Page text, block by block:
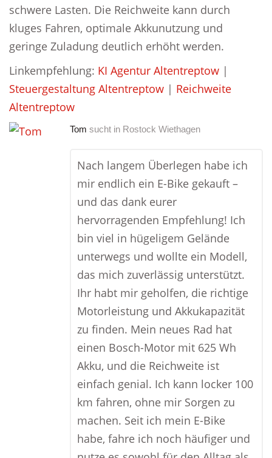
schwere Lasten. Die Reichweite kann durch
kluges Fahren, optimale Akkunutzung und
geringe Zuladung deutlich erhöht werden.
Linkempfehlung: KI Agentur Altentreptow |
Steuergestaltung Altentreptow | Reichweite
Altentreptow
Tom sucht in Rostock Wiethagen
Nach langem Überlegen habe ich
mir endlich ein E-Bike gekauft –
und das dank eurer
hervorragenden Empfehlung! Ich
bin viel in hügeligem Gelände
unterwegs und wollte ein Modell,
das mich zuverlässig unterstützt.
Ihr habt mir geholfen, die richtige
Motorleistung und Akkukapazität
zu finden. Mein neues Rad hat
einen Bosch-Motor mit 625 Wh
Akku, und die Reichweite ist
einfach genial. Ich kann locker 100
km fahren, ohne mir Sorgen zu
machen. Seit ich mein E-Bike
habe, fahre ich noch häufiger und